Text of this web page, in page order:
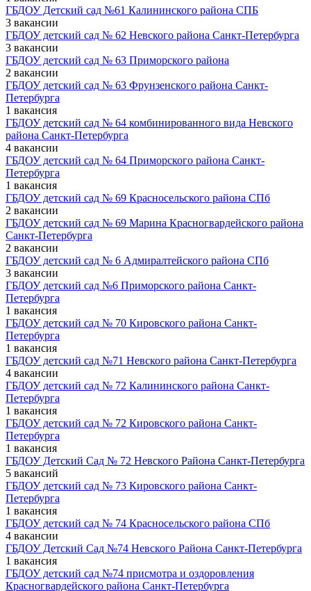
ГБДОУ Детский сад №61 Калининского района СПБ
3 вакансии
ГБДОУ детский сад № 62 Невского района Санкт-Петербурга
3 вакансии
ГБДОУ детский сад № 63 Приморского района
2 вакансии
ГБДОУ детский сад № 63 Фрунзенского района Санкт-
Петербурга
1 вакансия
ГБДОУ детский сад № 64 комбинированного вида Невского
района Санкт-Петербурга
4 вакансии
ГБДОУ детский сад № 64 Приморского района Санкт-
Петербурга
1 вакансия
ГБДОУ детский сад № 69 Красносельского района СПб
2 вакансии
ГБДОУ детский сад № 69 Марина Красногвардейского района
Санкт-Петербурга
2 вакансии
ГБДОУ детский сад № 6 Адмиралтейского района СПб
3 вакансии
ГБДОУ детский сад №6 Приморского района Санкт-
Петербурга
1 вакансия
ГБДОУ детский сад № 70 Кировского района Санкт-
Петербурга
1 вакансия
ГБДОУ детский сад №71 Невского района Санкт-Петербурга
4 вакансии
ГБДОУ детский сад № 72 Калининского района Санкт-
Петербурга
1 вакансия
ГБДОУ детский сад № 72 Кировского района Санкт-
Петербурга
1 вакансия
ГБДОУ Детский Сад № 72 Невского Района Санкт-Петербурга
5 вакансий
ГБДОУ детский сад № 73 Кировского района Санкт-
Петербурга
1 вакансия
ГБДОУ детский сад № 74 Красносельского района СПб
4 вакансии
ГБДОУ Детский Сад №74 Невского Района Санкт-Петербурга
1 вакансия
ГБДОУ детский сад №74 присмотра и оздоровления
Красногвардейского района Санкт-Петербурга